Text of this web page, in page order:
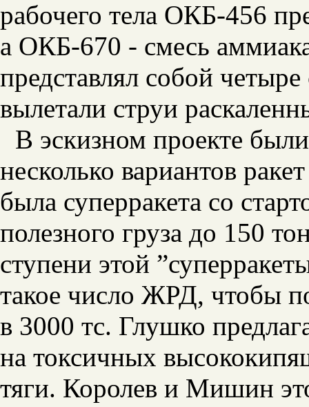
рабочего тела ОКБ-456
а ОКБ-670 - смесь
представлял собой
вылетали струи
В эскизном проекте
несколько вариантов
была суперракета со
полезного груза до 150
ступени этой
такое число ЖРД, чтобы
в 3000 тс. Глушко
на токсичных
тяги. Королев и Мишин